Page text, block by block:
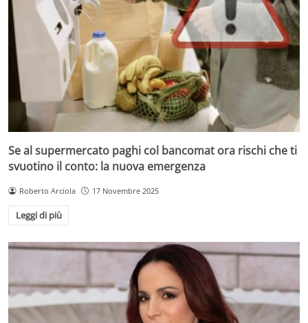
Se al supermercato paghi col bancomat ora rischi che ti
svuotino il conto: la nuova emergenza
Roberto Arciola 17 Novembre 2025
Leggi di più